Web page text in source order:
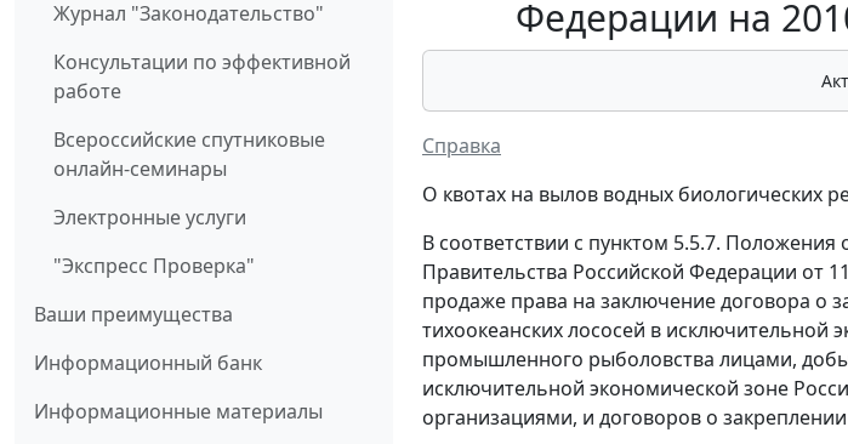
Журнал "Законодательство"
Консультации по эффективной
работе
Всероссийские спутниковые
онлайн-семинары
Электронные услуги
"Экспресс Проверка"
Ваши преимущества
Информационный банк
Информационные материалы
Федерации на
Справка
О квотах на вылов водных биологических
В соответствии с пунктом 5.5.7.
Правительства Российской Федерации от
продаже права на заключение договора о
тихоокеанских лососей в исключительной
промышленного рыболовства лицами,
исключительной экономической зоне
организациями, и договоров о